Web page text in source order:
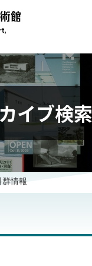
イブ検索
群情報